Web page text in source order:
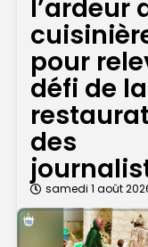
l’ardeur
pour
défi de la
des
samedi 1 août